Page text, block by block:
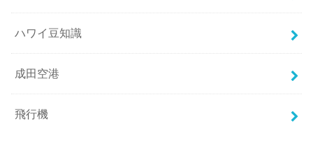
ハワイ豆知識
成田空港
飛行機